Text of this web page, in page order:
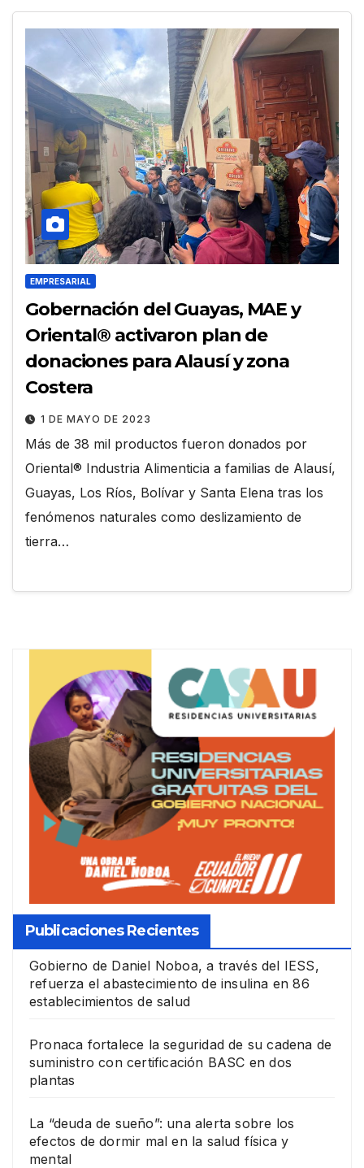
EMPRESARIAL
Gobernación del Guayas, MAE y
Oriental® activaron plan de
donaciones para Alausí y zona
Costera
1 DE MAYO DE 2023
Más de 38 mil productos fueron donados por
Oriental® Industria Alimenticia a familias de Alausí,
Guayas, Los Ríos, Bolívar y Santa Elena tras los
fenómenos naturales como deslizamiento de
tierra…
Publicaciones Recientes
Gobierno de Daniel Noboa, a través del IESS,
refuerza el abastecimiento de insulina en 86
establecimientos de salud
Pronaca fortalece la seguridad de su cadena de
suministro con certificación BASC en dos
plantas
La “deuda de sueño”: una alerta sobre los
efectos de dormir mal en la salud física y
mental